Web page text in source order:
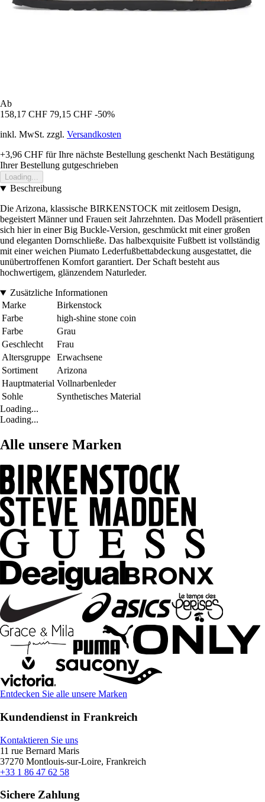
Ab
158,17 CHF 79,15 CHF -50%
inkl. MwSt. zzgl. Versandkosten
+3,96 CHF für Ihre nächste Bestellung geschenkt Nach Bestätigung
Ihrer Bestellung gutgeschrieben
Loading...
Beschreibung
Die Arizona, klassische BIRKENSTOCK mit zeitlosem Design,
begeistert Männer und Frauen seit Jahrzehnten. Das Modell präsentiert
sich hier in einer Big Buckle-Version, geschmückt mit einer großen
und eleganten Dornschließe. Das halbexquisite Fußbett ist vollständig
mit einer weichen Piumato Lederfußbettabdeckung ausgestattet, die
unübertroffenen Komfort garantiert. Der Schaft besteht aus
hochwertigem, glänzendem Naturleder.
Zusätzliche Informationen
Marke
Birkenstock
Farbe
high-shine stone coin
Farbe
Grau
Geschlecht
Frau
Altersgruppe
Erwachsene
Sortiment
Arizona
Hauptmaterial Vollnarbenleder
Sohle
Synthetisches Material
Loading...
Loading...
Alle unsere Marken
Entdecken Sie alle unsere Marken
Kundendienst in Frankreich
Kontaktieren Sie uns
11 rue Bernard Maris
37270 Montlouis-sur-Loire, Frankreich
+33 1 86 47 62 58
Sichere Zahlung